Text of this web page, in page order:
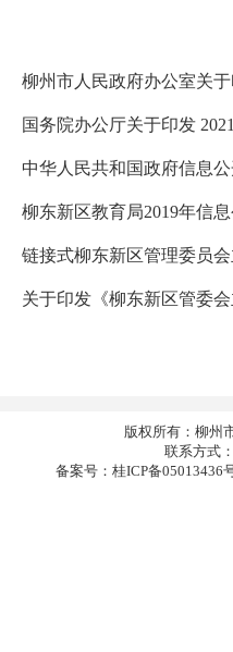
国务院办公厅关于印发
中华人民共和国政府信息公
柳东新区教育局2019年信
链接式柳东新区管理委员
关于印发《柳东新区管委
版权所有：柳州
联系方式
备案号：桂ICP备05013436